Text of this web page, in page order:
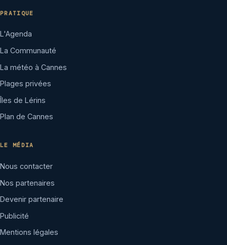
PRATIQUE
L'Agenda
La Communauté
La météo à Cannes
Plages privées
Îles de Lérins
Plan de Cannes
LE MÉDIA
Nous contacter
Nos partenaires
Devenir partenaire
Publicité
Mentions légales